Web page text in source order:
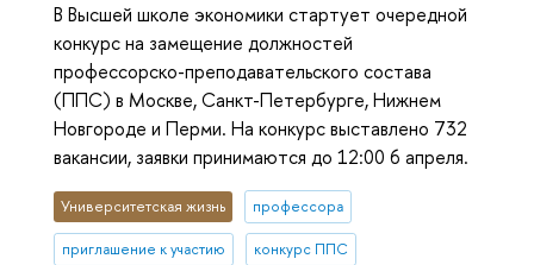
В Высшей школе экономики стартует очередной
конкурс на замещение должностей
профессорско-преподавательского состава
(ППС) в Москве, Санкт-Петербурге, Нижнем
Новгороде и Перми. На конкурс выставлено 732
вакансии, заявки принимаются до 12:00 6 апреля.
Университетская жизнь профессора
приглашение к участию конкурс ППС